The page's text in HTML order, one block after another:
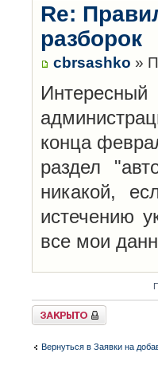
Re:
разборок
cbrsashko »
конца
раздел
никакой,
истечению
все мои
Закрыто
Вернуться в Заявки на